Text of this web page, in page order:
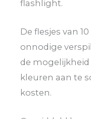
flashlight.
De flesjes van
onnodige
de
kleuren aan te
kosten.